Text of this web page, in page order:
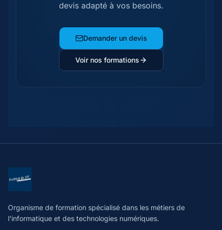
devis adapté à vos besoins.
Demander un devis
Voir nos formations
Organisme de formation spécialisé dans les métiers de
l'informatique et des technologies numériques.